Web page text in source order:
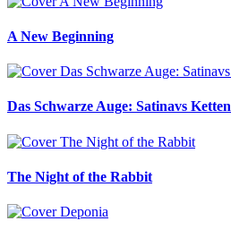
A New Beginning
Das Schwarze Auge: Satinavs Ketten
The Night of the Rabbit